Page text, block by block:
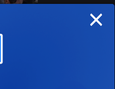
04 dez. 2023×